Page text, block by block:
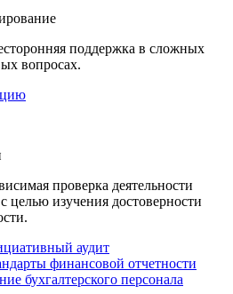
поддержка в сложных
вопросах.
проверка деятельности
целью изучения достоверности
аудит
финансовой отчетности
бухгалтерского персонала